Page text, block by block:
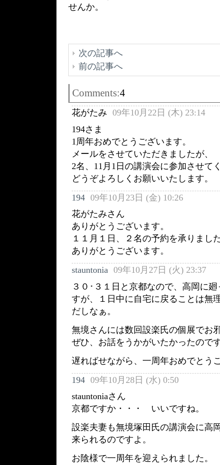
せんか。
次の記事へ
前の記事へ
Comments:4
花がたみ 09年10月22日 (木) 23:14
194さま
1周年おめでとうございます。
メールをさせていただきましたが、
2名、11月1日の講演会に参加させて
どうぞよろしくお願いいたします。
194 09年10月23日 (金) 10:26
花がたみさん
ありがとうございます。
１１月１日、２名の予約を承りまし
ありがとうございます。
stauntonia 09年10月27日 (火) 23:37
３０･３１日と京都なので、高岡に
すが、１日中に自宅に戻ることは無
だしなぁ。
無境さんには数回設楽氏の個展でお
ぜひ、お話をうかがいたかったので
遅ればせながら、一周年おめでとう
194 09年10月28日 (水) 0:50
stauntoniaさん
京都ですか・・・ いいですね。
設楽夫妻も無境塚田氏の講演会に高
来られるのですよ。
お陰様で一周年を迎えられました。